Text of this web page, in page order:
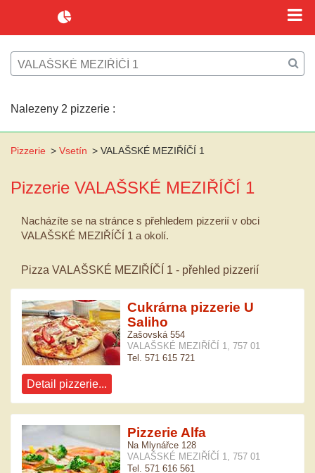
Nalezeny 2 pizzerie :
Pizzerie > Vsetín > VALAŠSKÉ MEZIŘÍČÍ 1
Pizzerie VALAŠSKÉ MEZIŘÍČÍ 1
Nacházíte se na stránce s přehledem pizzerií v obci
VALAŠSKÉ MEZIŘÍČÍ 1 a okolí.
Pizza VALAŠSKÉ MEZIŘÍČÍ 1 - přehled pizzerií
Cukrárna pizzerie U
Saliho
Zašovská 554
VALAŠSKÉ MEZIŘÍČÍ 1, 757 01
Tel. 571 615 721
Detail pizzerie...
Pizzerie Alfa
Na Mlynářce 128
VALAŠSKÉ MEZIŘÍČÍ 1, 757 01
Tel. 571 616 561